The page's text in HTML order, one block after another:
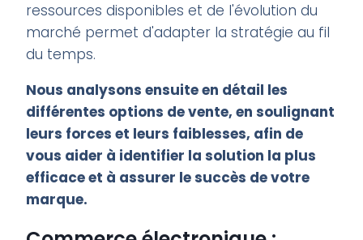
ressources disponibles et de l'évolution du
marché permet d'adapter la stratégie au fil
du temps.
Nous analysons ensuite en détail les
différentes options de vente, en soulignant
leurs forces et leurs faiblesses, afin de
vous aider à identifier la solution la plus
efficace et à assurer le succès de votre
marque.